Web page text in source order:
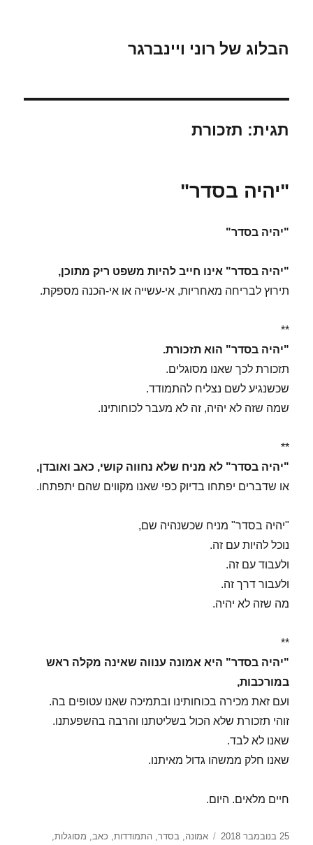
הבלוג של רוני ויינברגר
תגית: תזכורת
"יהיה בסדר"
"יהיה בסדר"
"יהיה בסדר" אינו חייב להיות משפט ריק מתוכן,
תירוץ לבריחה מאחריות, אי-עשייה או אי-הכנה מספקת.
**
"יהיה בסדר" הוא תזכורת.
תזכורת לכך שאנו מסוגלים.
שכשנגיע לשם נצליח להתמודד.
שמה שזה לא יהיה, זה לא מעבר לכוחותינו.
**
"יהיה בסדר" לא מניח שלא נחווה קושי, כאב ואובדן,
או שדברים יפתחו בדיוק כפי שאנו מקווים שהם יתפתחו.
"יהיה בסדר" מניח שכשנהיה שם,
נוכל להיות עם זה.
ולעבוד עם זה.
ולעבור דרך זה.
מה שזה לא יהיה.
**
"יהיה בסדר" היא אמונה ענווה שאינה מקלה ראש
במורכבות,
ועם זאת מכירה בכוחותינו ובתמיכה שאנו עטופים בה.
זוהי תזכורת שלא הכול בשליטתנו והרבה בהשפעתנו.
שאנו לא לבד.
שאנו חלק ממשהו גדול מאיתנו.
חיים מלאים. היום.
פורסם
25 בנובמבר 2018 תגיות
אמונה,בסדר,התמודדות, כאב, מסוגלות,